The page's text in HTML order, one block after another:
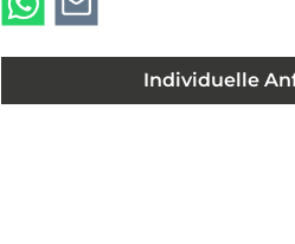
Individuelle